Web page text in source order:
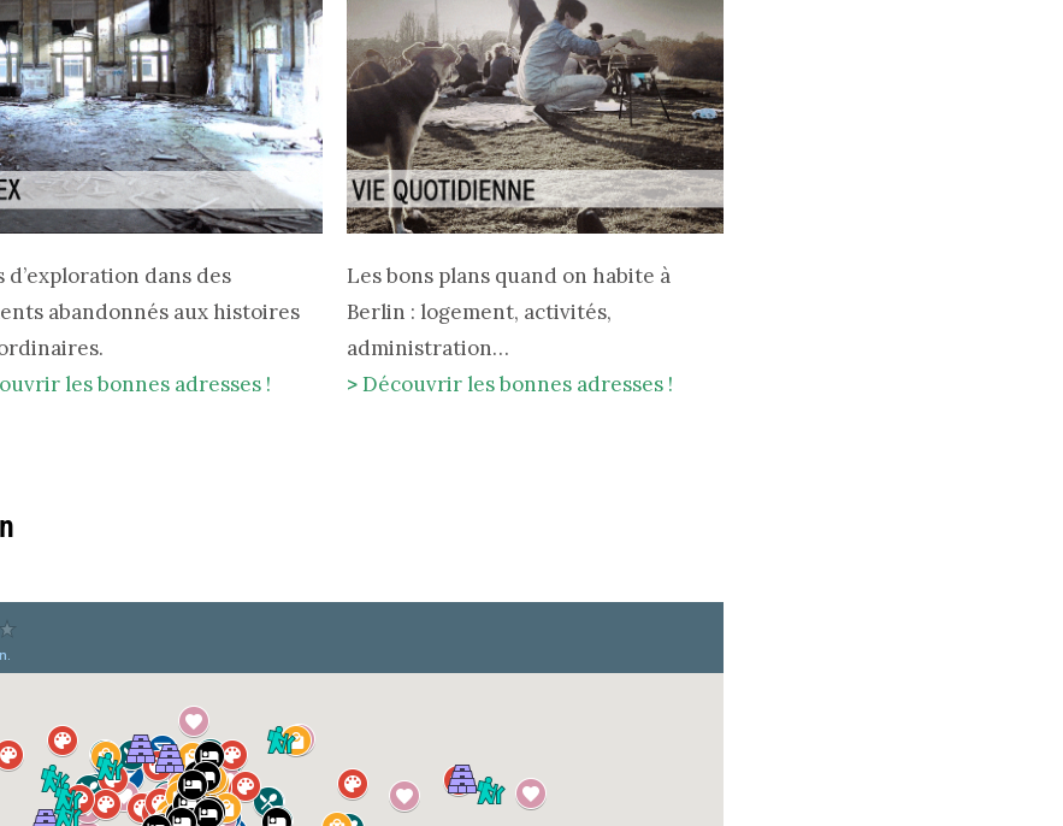
d’exploration dans des
abandonnés aux histoires
les bonnes adresses !
Les bons plans quand on habite à
Berlin : logement, activités,
administration…
>Découvrir les bonnes adresses !